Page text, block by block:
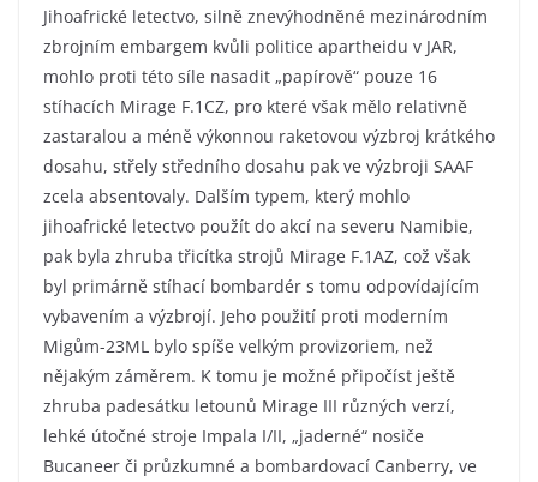
Jihoafrické letectvo, silně znevýhodněné mezinárodním
zbrojním embargem kvůli politice apartheidu v JAR,
mohlo proti této síle nasadit „papírově“ pouze 16
stíhacích Mirage F.1CZ, pro které však mělo relativně
zastaralou a méně výkonnou raketovou výzbroj krátkého
dosahu, střely středního dosahu pak ve výzbroji SAAF
zcela absentovaly. Dalším typem, který mohlo
jihoafrické letectvo použít do akcí na severu Namibie,
pak byla zhruba třicítka strojů Mirage F.1AZ, což však
byl primárně stíhací bombardér s tomu odpovídajícím
vybavením a výzbrojí. Jeho použití proti moderním
Migům-23ML bylo spíše velkým provizoriem, než
nějakým záměrem. K tomu je možné připočíst ještě
zhruba padesátku letounů Mirage III různých verzí,
lehké útočné stroje Impala I/II, „jaderné“ nosiče
Bucaneer či průzkumné a bombardovací Canberry, ve